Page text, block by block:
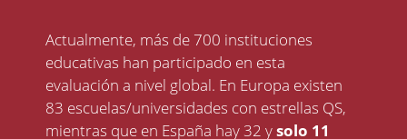
Actualmente, más de 700 instituciones
educativas han participado en esta
evaluación a nivel global. En Europa existen
83 escuelas/universidades con estrellas QS,
mientras que en España hay 32 ysolo 11